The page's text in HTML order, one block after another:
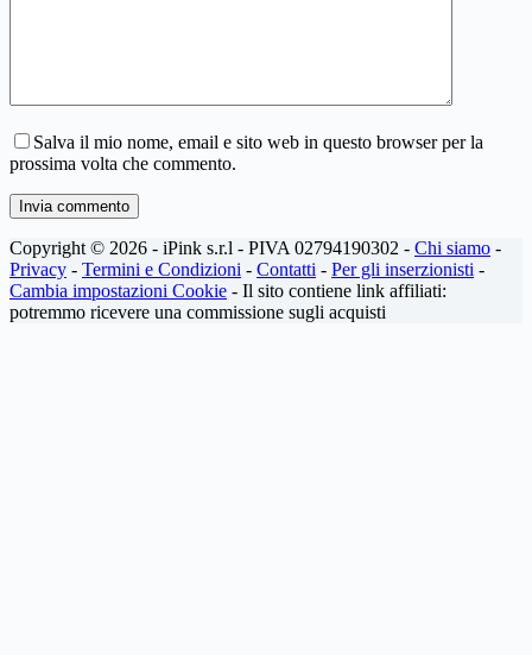
Salva il mio nome, email e sito web in questo browser per la
prossima volta che commento.
Invia commento
Copyright © 2026 - iPink s.r.l - PIVA 02794190302 - Chi siamo -
Privacy - Termini e Condizioni - Contatti - Per gli inserzionisti -
Cambia impostazioni Cookie - Il sito contiene link affiliati:
potremmo ricevere una commissione sugli acquisti